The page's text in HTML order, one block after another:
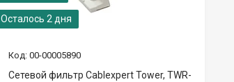
Осталось 2 дня
00-00005890
Сетевой фильтр Cablexpert Tower, TWR-